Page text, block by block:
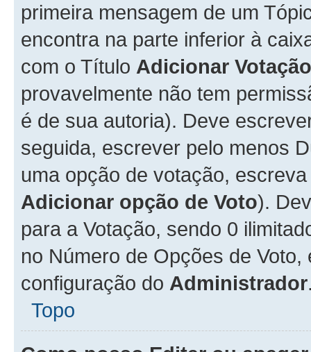
primeira mensagem de um
encontra na parte inferior à
com o Título Adicionar Votação
provavelmente não tem
é de sua autoria). Deve
seguida, escrever pelo menos
uma opção de votação,
Adicionar opção de Voto).
para a Votação, sendo 0
no Número de Opções de
configuração do Administrador
Topo